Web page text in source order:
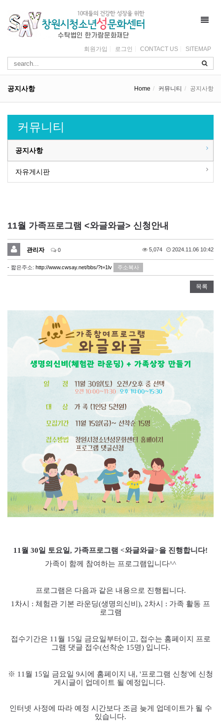
회원가입 로그인 CONTACT US SITEMAP
공지사항 Home 커뮤니티 공지사항
커뮤니티
공지사항
자유게시판
11월 가족프로그램 <와글와글> 신청안내
관리자 0 5,074 2024.11.06 10:42
- 짧은주소: http://www.cwsay.net/bbs/?t=1lv 주소복사
목록
11월 30일 토요일, 가족프로그램 <와글와글>을 진행합니다!
가족이 함께 참여하는 프로그램입니다^^
프로그램은 다음과 같은 내용으로 진행됩니다.
1 차시 : 체험관 기본 라운딩(생명의신비 ), 2차시 : 가족 활동 프
로그램
접수기간은 11 월 15일 금요일부터이고, 접수는 홈페이지 프로
그램 댓글 접수(선착순 15명) 입니다.
※ 11 월 15일 금요일 9시에 홈페이지 내 , '프로그램 신청'에 신청
게시글이 업데이트 될 예정입니다.
인터넷 사정에 따라 예정 시간보다 조금 늦게 업데이트가 될 수
있습니다.